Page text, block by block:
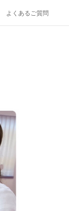
よくあるご質問